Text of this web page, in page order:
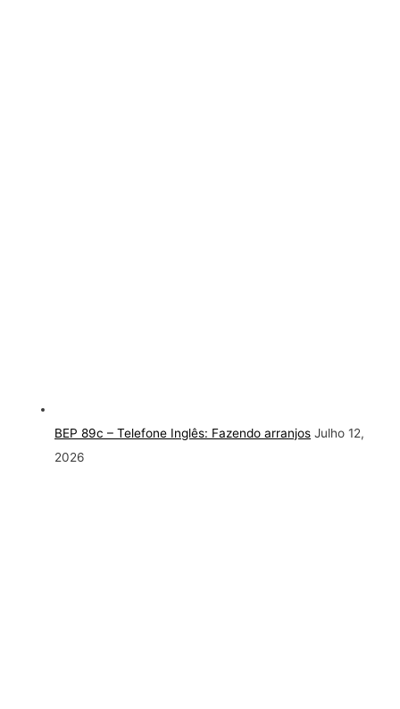
BEP 89c – Telefone Inglês: Fazendo arranjos Julho 12,
2026